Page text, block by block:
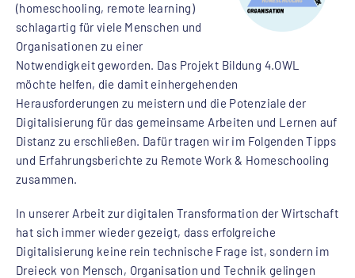
(homeschooling, remote learning)
schlagartig für viele Menschen und
Organisationen zu einer
Notwendigkeit geworden. Das Projekt Bildung 4.OWL
möchte helfen, die damit einhergehenden
Herausforderungen zu meistern und die Potenziale der
Digitalisierung für das gemeinsame Arbeiten und Lernen auf
Distanz zu erschließen. Dafür tragen wir im Folgenden Tipps
und Erfahrungsberichte zu Remote Work & Homeschooling
zusammen.
In unserer Arbeit zur digitalen Transformation der Wirtschaft
hat sich immer wieder gezeigt, dass erfolgreiche
Digitalisierung keine rein technische Frage ist, sondern im
Dreieck von Mensch, Organisation und Technik gelingen